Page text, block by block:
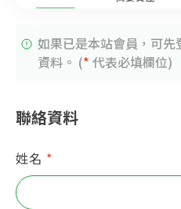
如果已是本站會員，可
資料。 (* 代表必填欄位)
聯絡資料
姓名 *